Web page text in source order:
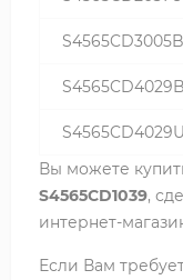
S4565CD3005B
S4565CD4029B
S4565CD4029U
Вы можете
S4565CD1039,
интернет-
Если Вам